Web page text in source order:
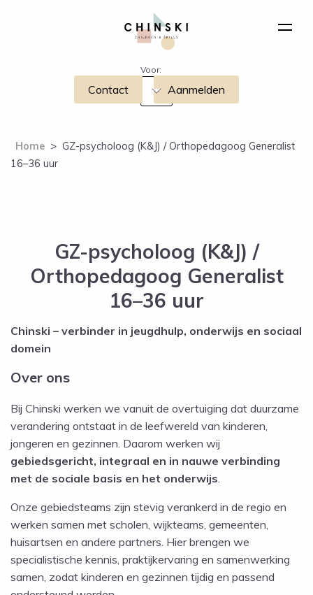
Voor:
Contact Aanmelden
Home > GZ-psycholoog (K&J) / Orthopedagoog Generalist
16–36 uur
GZ-psycholoog (K&J) /
Orthopedagoog Generalist
16–36 uur
Chinski – verbinder in jeugdhulp, onderwijs en sociaal
domein
Over ons
Bij Chinski werken we vanuit de overtuiging dat duurzame
verandering ontstaat in de leefwereld van kinderen,
jongeren en gezinnen. Daarom werken wij
gebiedsgericht, integraal en in nauwe verbinding
met de sociale basis en het onderwijs
Onze gebiedsteams zijn stevig verankerd in de regio en
werken samen met scholen, wijkteams, gemeenten,
huisartsen en andere partners. Hier brengen we
specialistische kennis, praktijkervaring en samenwerking
samen, zodat kinderen en gezinnen tijdig en passend